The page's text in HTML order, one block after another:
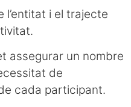
l’entitat i el trajecte
assegurar un nombre
de
cada participant.